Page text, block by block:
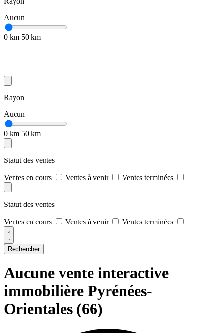
Aucun
0 km 50 km
Rayon
Aucun
0 km 50 km
Statut des ventes
Ventes en cours Ventes à venir Ventes terminées
Statut des ventes
Ventes en cours Ventes à venir Ventes terminées
Rechercher
Aucune vente interactive
immobilière Pyrénées-
Orientales (66)